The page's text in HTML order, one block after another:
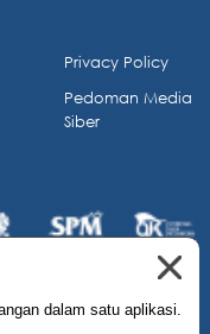
dalam satu aplikasi.
Privacy Policy
Pedoman Media
Siber
Reserved.